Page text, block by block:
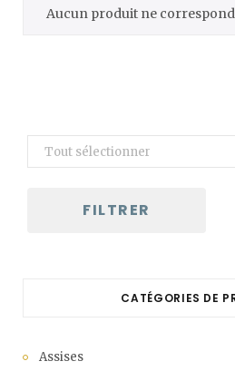
Aucun produit ne
FILTRER
CATÉGORIES DE
Assises